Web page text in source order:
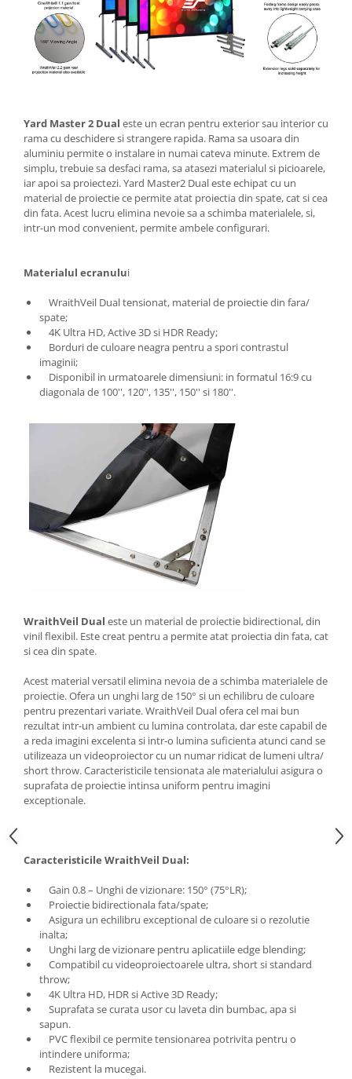
Yard Master 2 Dual este un ecran pentru exterior sau interior cu
rama cu deschidere si strangere rapida. Rama sa usoara din
aluminiu permite o instalare in numai cateva minute. Extrem de
simplu, trebuie sa desfaci rama, sa atasezi materialul si picioarele,
iar apoi sa proiectezi. Yard Master2 Dual este echipat cu un
material de proiectie ce permite atat proiectia din spate, cat si cea
din fata. Acest lucru elimina nevoie sa a schimba materialele, si,
intr-un mod convenient, permite ambele configurari.
Materialul ecranului
WraithVeil Dual tensionat, material de proiectie din fara/
spate;
4K Ultra HD, Active 3D si HDR Ready;
Borduri de culoare neagra pentru a spori contrastul
imaginii;
Disponibil in urmatoarele dimensiuni: in formatul 16:9 cu
diagonala de 100'', 120'', 135'', 150'' si 180''.
WraithVeil Dual este un material de proiectie bidirectional, din
vinil flexibil. Este creat pentru a permite atat proiectia din fata, cat
si cea din spate.
Acest material versatil elimina nevoia de a schimba materialele de
proiectie. Ofera un unghi larg de 150° si un echilibru de culoare
pentru prezentari variate. WraithVeil Dual ofera cel mai bun
rezultat intr-un ambient cu lumina controlata, dar este capabil de
a reda imagini excelenta si intr-o lumina suficienta atunci cand se
utilizeaza un videoproiector cu un numar ridicat de lumeni ultra/
short throw. Caracteristicile tensionata ale materialului asigura o
suprafata de proiectie intinsa uniform pentru imagini
exceptionale.
Caracteristicile WraithVeil Dual:
Gain 0.8 – Unghi de vizionare: 150° (75°LR);
Proiectie bidirectionala fata/spate;
Asigura un echilibru exceptional de culoare si o rezolutie
inalta;
Unghi larg de vizionare pentru aplicatiile edge blending;
Compatibil cu videoproiectoarele ultra, short si standard
throw;
4K Ultra HD, HDR si Active 3D Ready;
Suprafata se curata usor cu laveta din bumbac, apa si
sapun.
PVC flexibil ce permite tensionarea potrivita pentru o
intindere uniforma;
Rezistent la mucegai.